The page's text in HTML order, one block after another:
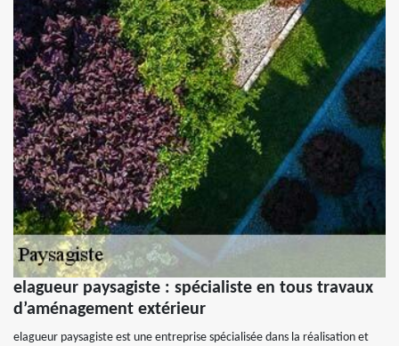
elagueur paysagiste : spécialiste en tous travaux
d’aménagement extérieur
elagueur paysagiste est une entreprise spécialisée dans la réalisation et